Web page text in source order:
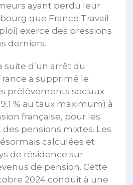
ayant perdu leur
que France Travail
exerce des pressions
derniers.
suite d’un arrêt du
a supprimé le
prélèvements sociaux
9,1 % au taux maximum) à
française, pour les
pensions mixtes. Les
calculées et
de résidence sur
de pension. Cette
2024 conduit à une